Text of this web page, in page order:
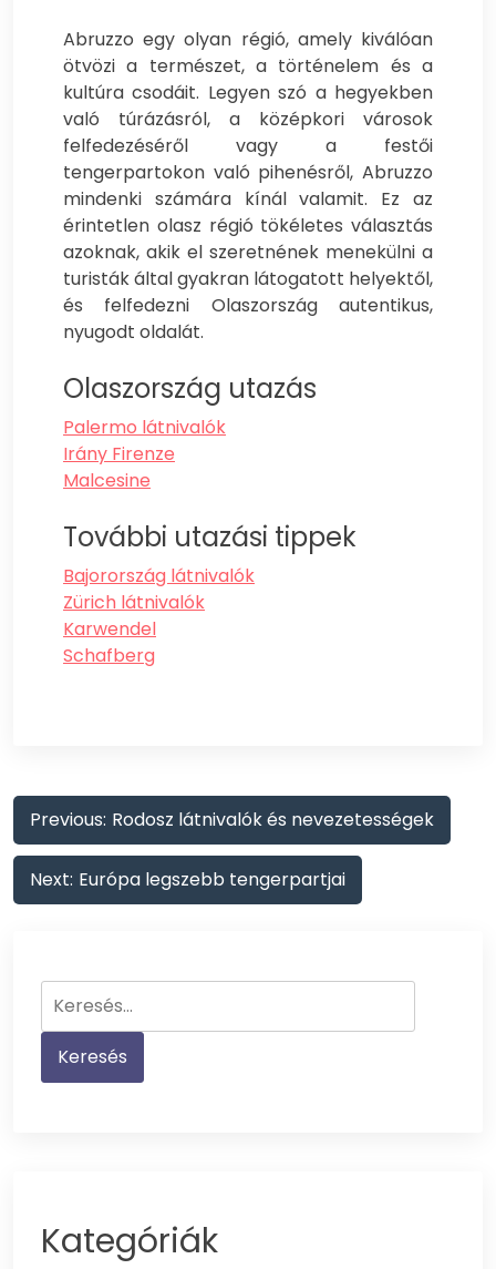
Abruzzo egy olyan régió, amely kiválóan
ötvözi a természet, a történelem és a
kultúra csodáit. Legyen szó a hegyekben
való túrázásról, a középkori városok
felfedezéséről vagy a festői
tengerpartokon való pihenésről, Abruzzo
mindenki számára kínál valamit. Ez az
érintetlen olasz régió tökéletes választás
azoknak, akik el szeretnének menekülni a
turisták által gyakran látogatott helyektől,
és felfedezni Olaszország autentikus,
nyugodt oldalát.
Olaszország utazás
Palermo látnivalók
Irány Firenze
Malcesine
További utazási tippek
Bajorország látnivalók
Zürich látnivalók
Karwendel
Schafberg
Bejegyzés
navigáció
Previous: Rodosz látnivalók és nevezetességek
Next: Európa legszebb tengerpartjai
Keresés:
Kategóriák